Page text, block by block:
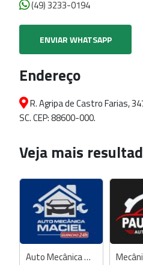
(49) 3233-0194
ENVIAR WHATSAPP
Endereço
R. Agripa de Castro Farias,
SC. CEP: 88600-000.
Veja mais
Auto Mecânica Maciel